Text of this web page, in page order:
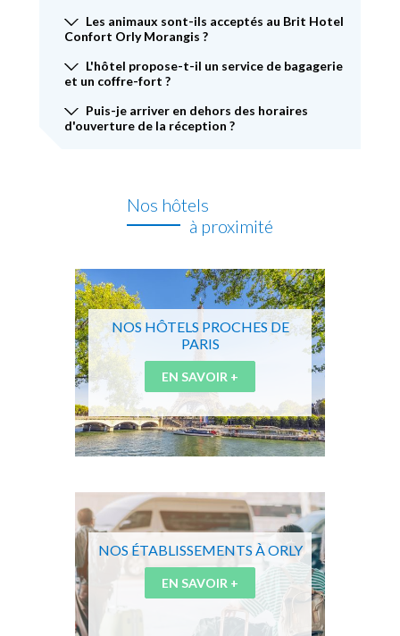
Les animaux sont-ils acceptés au Brit Hotel
Confort Orly Morangis ?
L'hôtel propose-t-il un service de bagagerie
et un coffre-fort ?
Puis-je arriver en dehors des horaires
d'ouverture de la réception ?
Nos hôtels
à proximité
NOS HÔTELS PROCHES DE
PARIS
EN SAVOIR +
NOS ÉTABLISSEMENTS À ORLY
EN SAVOIR +